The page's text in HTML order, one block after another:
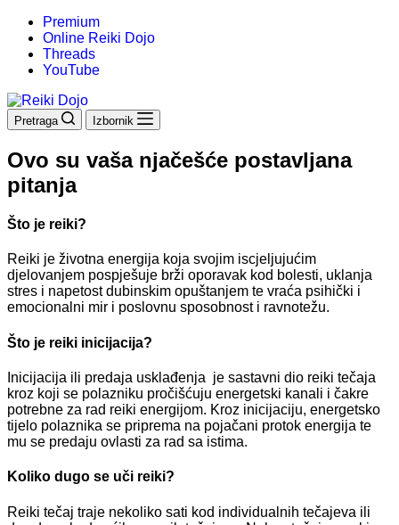
Premium
Online Reiki Dojo
Threads
YouTube
Pretraga Izbornik
Ovo su vaša njačešće postavljana
pitanja
Što je reiki?
Reiki je životna energija koja svojim iscjeljujućim
djelovanjem pospješuje brži oporavak kod bolesti, uklanja
stres i napetost dubinskim opuštanjem te vraća psihički i
emocionalni mir i poslovnu sposobnost i ravnotežu.
Što je reiki inicijacija?
Inicijacija ili predaja usklađenja je sastavni dio reiki tečaja
kroz koji se polazniku pročišćuju energetski kanali i čakre
potrebne za rad reiki energijom. Kroz inicijaciju, energetsko
tijelo polaznika se priprema na pojačani protok energija te
mu se predaju ovlasti za rad sa istima.
Koliko dugo se uči reiki?
Reiki tečaj traje nekoliko sati kod individualnih tečajeva ili